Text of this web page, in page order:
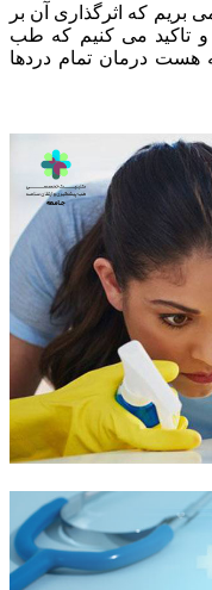
­بریم که اثرگذاری آن بر
تاکید می ­کنیم که طب
هست درمان تمام دردها